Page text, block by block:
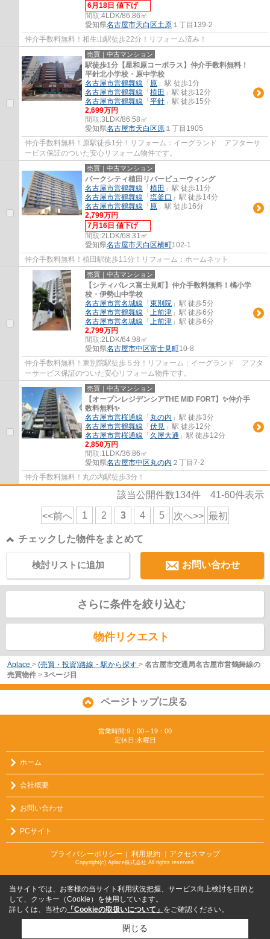
6月18日 値下げ
間取:4LDK/86.86㎡
愛知県名古屋市天白区土原 １丁目139-2
仲介手数料無料！相生山駅徒歩22分！リフォーム済み！
売買｜中古マンション
駅徒歩1分【星和原コーポラス】仲介手数料無料！
平針北小学校・原中学校
名古屋市営鶴舞線 「 原 」駅 徒歩1分
名古屋市営鶴舞線 「 植田 」駅 徒歩12分
名古屋市営鶴舞線 「 平針 」駅 徒歩15分
2,699万円
間取:3LDK/86.58㎡
愛知県名古屋市天白区原 １丁目1905
仲介手数料無料！原駅徒歩1分！リフォーム：イーグランド アフターサ
ービス保証のついた安心リフォーム物件です。
売買｜中古マンション
パークシティ植田リバービューウィング
名古屋市営鶴舞線 「 植田 」駅 徒歩11分
名古屋市営鶴舞線 「 塩釜口 」駅 徒歩14分
名古屋市営鶴舞線 「 原 」駅 徒歩16分
2,799万円
7月16日 値下げ
間取:2LDK/68.31㎡
愛知県名古屋市天白区横町102-1
仲介手数料無料！植田駅徒歩11分！リフォーム：ホームネット
売買｜中古マンション
【シティパレス富士見町】仲介手数料無料！橘小学
校・伊勢山中学校
名古屋市営名城線 「 東別院 」駅 徒歩5分
名古屋市営鶴舞線 「 上前津 」駅 徒歩6分
名古屋市営名城線 「 上前津 」駅 徒歩6分
2,799万円
間取:2LDK/64.98㎡
愛知県名古屋市中区富士見町10-8
仲介手数料無料！東別院駅徒歩５分！リフォーム：イーグランド アフタ
ーサービス保証のついた安心リフォーム物件です。
売買｜中古マンション
【オープンレジデンシアTHE MID FORT】✨️仲介手
数料無料✨️
名古屋市営桜通線 「 丸の内 」駅 徒歩3分
名古屋市営鶴舞線 「 伏見 」駅 徒歩12分
名古屋市営桜通線 「 久屋大通 」駅 徒歩12分
2,850万円
間取:1LDK/36.86㎡
愛知県名古屋市中区丸の内 ２丁目7-2
仲介手数料無料！丸の内駅徒歩3分！
該当公開件数134件 41-60件表示
<<前へ 1 2 3 4 5 次へ>> 最初
チェックした物件をまとめて
お問い合わせ
検討リストに追加
さらに条件を絞り込む
物件リクエスト
Aplace > (売買・投資)路線・駅から探す > 名古屋市交通局名古屋市営鶴舞線の
売買物件 > 3ページ目
ページトップに戻る
営業時間:9：00～19：00
定休日:水曜日
ホーム
会社概要
お問い合わせ
PCサイト
プライバシーポリシー ｜ 利用規約 ｜アクセスマップ
Copyright(c) Aplace株式会社 All rights reserved.
当サイトでは、お客様の当サイト利用状況把握、サービス向上検討を目的と
して、クッキー（Cookie）を使用しています。
詳しくは、当社の 「Cookieの取扱いについて」 をご確認ください。
閉じる